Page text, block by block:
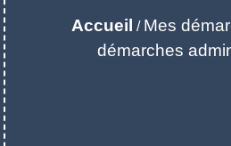
Accueil / Mes
démarches